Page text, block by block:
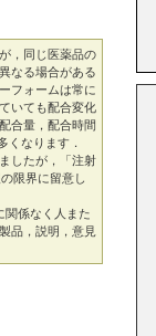
，同じ医薬品の
なる場合がある
フォームは常に
いても配合変化
合量，配合時間
くなります．
したが，「注射
限界に留意し
関係なく人また
品，説明，意見